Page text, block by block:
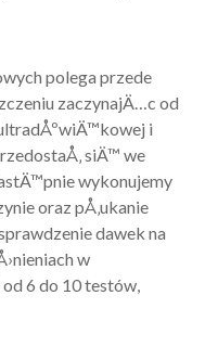
polega przede
zaczynajÄ…c od
i
siÄ™ we
wykonujemy
oraz pÅ‚ukanie
dawek na
w
6 do 10 testów,